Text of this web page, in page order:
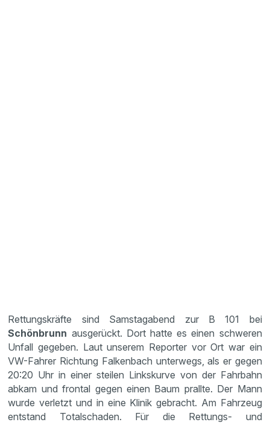
Rettungskräfte sind Samstagabend zur B 101 bei
Schönbrunn ausgerückt. Dort hatte es einen schweren
Unfall gegeben. Laut unserem Reporter vor Ort war ein
VW-Fahrer Richtung Falkenbach unterwegs, als er gegen
20:20 Uhr in einer steilen Linkskurve von der Fahrbahn
abkam und frontal gegen einen Baum prallte. Der Mann
wurde verletzt und in eine Klinik gebracht. Am Fahrzeug
entstand Totalschaden. Für die Rettungs- und